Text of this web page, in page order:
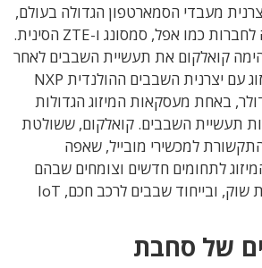
מעבדי הסמארטפון הגדולה בעולם,
ומספקת את מעבדיה לחברות כמו אפל, סמסונג ו-ZTE הסינית.
2016 הדהימה קואלקום את תעשיית השבבים לאחר
שחתמה על הסכם מיזוג עם יצרנית השבבים ההולנדית NXP
דולר, באחת מעסקאות המיזוג הגדולות
תעשיית השבבים. קואלקום, ששולטת
למכשירי מובייל, שאפה
לתחומים חדשים וצומחים שבהם
NXP נחשבת למובילת שוק, ובייחוד שבבים לרכב חכם, IoT
של סחבת